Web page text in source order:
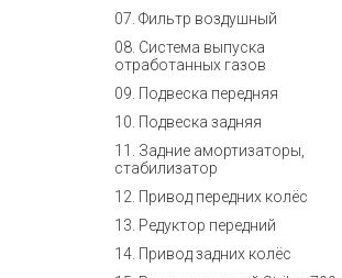
07. Фильтр воздушный
08. Система выпуска
отработанных газов
09. Подвеска передняя
10. Подвеска задняя
11. Задние амортизаторы,
стабилизатор
12. Привод передних колёс
13. Редуктор передний
14. Привод задних колёс